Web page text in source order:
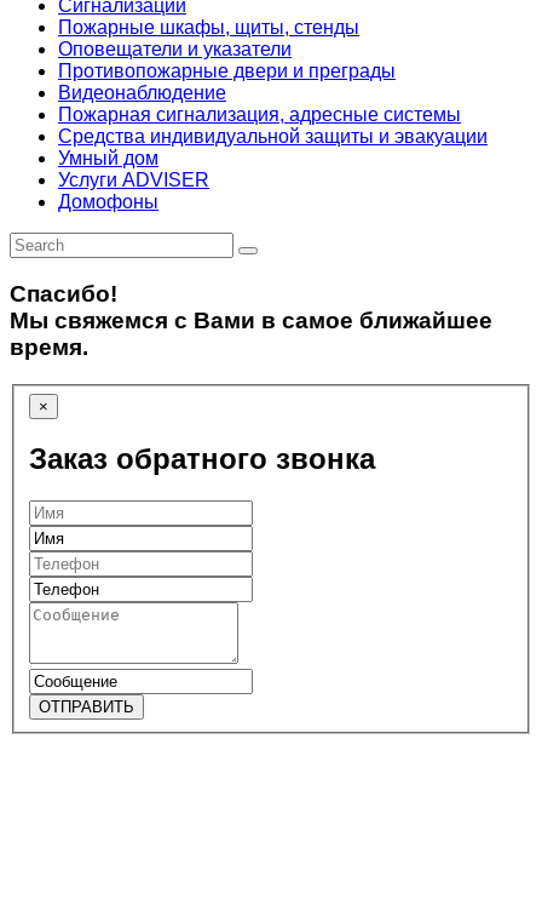
Сигнализации
Пожарные шкафы, щиты, стенды
Оповещатели и указатели
Противопожарные двери и преграды
Видеонаблюдение
Пожарная сигнализация, адресные системы
Средства индивидуальной защиты и эвакуации
Умный дом
Услуги ADVISER
Домофоны
Спасибо!
Мы свяжемся с Вами в самое ближайшее
время.
×
Заказ обратного звонка
ОТПРАВИТЬ